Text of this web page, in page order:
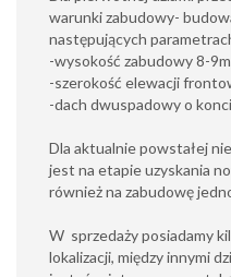
warunki zabudowy-
następujących
-wysokość zabudowy 8-
-szerokość elewacji
-dach dwuspadowy o
Dla aktualnie powstałej
jest na etapie uzyskania
również na zabudowę
W sprzedaży posiadamy
lokalizacji, między innymi